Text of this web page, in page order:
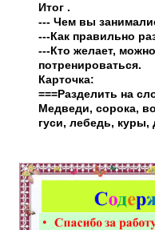
Итог .
--- Чем вы
---Как правильно
---Кто желает,
потренироваться.
Карточка:
===Разделить на
Медведи, сорока,
гуси, лебедь, куры,